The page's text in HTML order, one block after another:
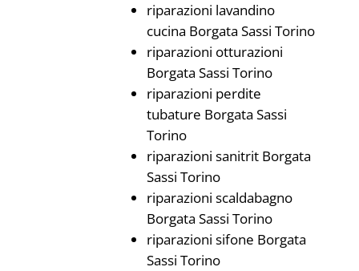
riparazioni lavandino
cucina Borgata Sassi Torino
riparazioni otturazioni
Borgata Sassi Torino
riparazioni perdite
tubature Borgata Sassi
Torino
riparazioni sanitrit Borgata
Sassi Torino
riparazioni scaldabagno
Borgata Sassi Torino
riparazioni sifone Borgata
Sassi Torino